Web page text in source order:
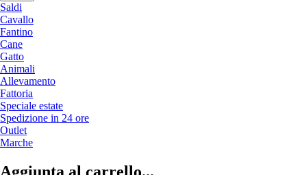
Saldi
Cavallo
Fantino
Cane
Gatto
Animali
Allevamento
Fattoria
Speciale estate
Spedizione in 24 ore
Outlet
Marche